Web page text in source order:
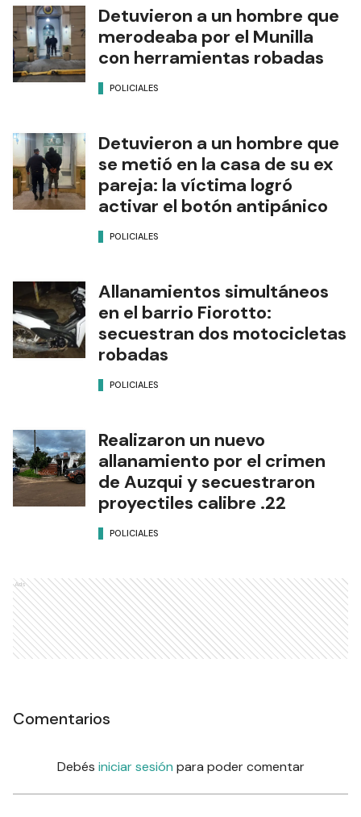
Detuvieron a un hombre que
merodeaba por el Munilla
con herramientas robadas
POLICIALES
Detuvieron a un hombre que
se metió en la casa de su ex
pareja: la víctima logró
activar el botón antipánico
POLICIALES
Allanamientos simultáneos
en el barrio Fiorotto:
secuestran dos motocicletas
robadas
POLICIALES
Realizaron un nuevo
allanamiento por el crimen
de Auzqui y secuestraron
proyectiles calibre .22
POLICIALES
Ads
Comentarios
Debés iniciar sesión para poder comentar